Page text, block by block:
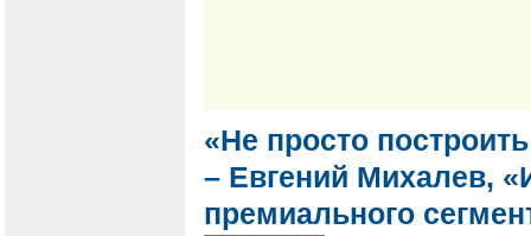
«Не просто
– Евгений Михалев,
премиального